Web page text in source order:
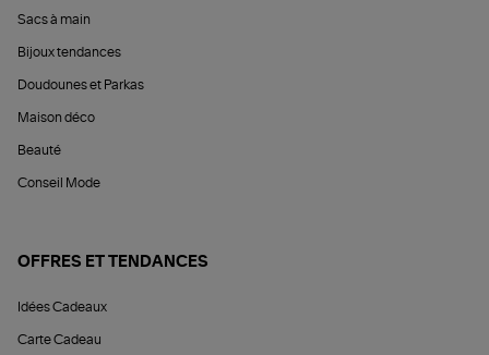
Sacs à main
Bijoux tendances
Doudounes et Parkas
Maison déco
Beauté
Conseil Mode
OFFRES ET TENDANCES
Idées Cadeaux
Carte Cadeau